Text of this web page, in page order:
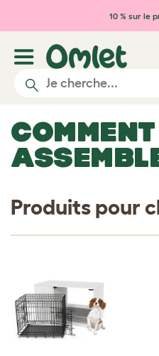
Passer au contenu
10 % sur le
COMMENT
Produits pour